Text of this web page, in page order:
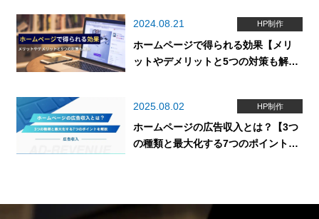
2024.08.21 HP制作
ホームページで得られる効果【メリ
ットやデメリットと5つの対策も解
2025.08.02 HP制作
ホームページの広告収入とは？【3つ
の種類と最大化する7つのポイントを